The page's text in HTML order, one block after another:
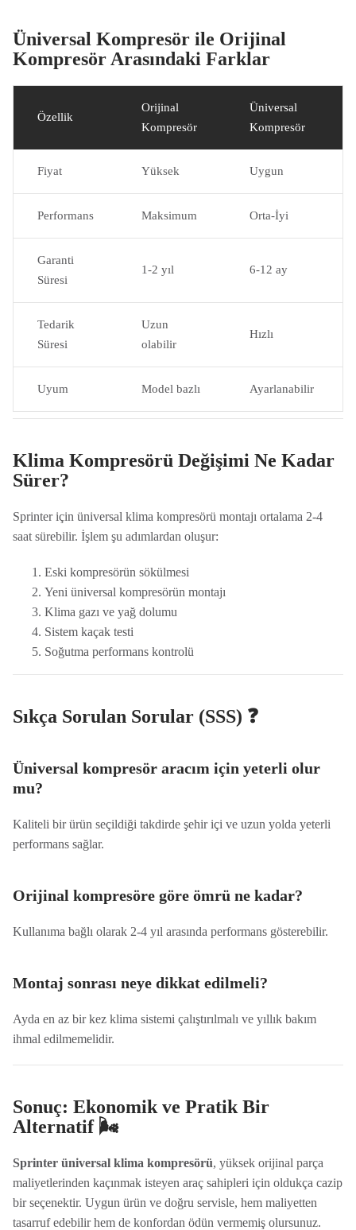
Üniversal Kompresör ile Orijinal
Kompresör Arasındaki Farklar
Özellik
Orijinal
Kompresör
Üniversal
Kompresör
Fiyat Yüksek Uygun
Performans Maksimum Orta-İyi
Garanti
Süresi
1-2 yıl 6-12 ay
Tedarik
Süresi
Uzun
olabilir
Hızlı
Uyum Model bazlı Ayarlanabilir
Klima Kompresörü Değişimi Ne Kadar
Sürer?
Sprinter için üniversal klima kompresörü montajı ortalama 2-4
saat sürebilir. İşlem şu adımlardan oluşur:
Eski kompresörün sökülmesi
Yeni üniversal kompresörün montajı
Klima gazı ve yağ dolumu
Sistem kaçak testi
Soğutma performans kontrolü
Sıkça Sorulan Sorular (SSS) ❓
Üniversal kompresör aracım için yeterli olur
mu?
Kaliteli bir ürün seçildiği takdirde şehir içi ve uzun yolda yeterli
performans sağlar.
Orijinal kompresöre göre ömrü ne kadar?
Kullanıma bağlı olarak 2-4 yıl arasında performans gösterebilir.
Montaj sonrası neye dikkat edilmeli?
Ayda en az bir kez klima sistemi çalıştırılmalı ve yıllık bakım
ihmal edilmemelidir.
Sonuç: Ekonomik ve Pratik Bir
Alternatif 🌬️
Sprinter üniversal klima kompresörü, yüksek orijinal parça
maliyetlerinden kaçınmak isteyen araç sahipleri için oldukça cazip
bir seçenektir. Uygun ürün ve doğru servisle, hem maliyetten
tasarruf edebilir hem de konfordan ödün vermemiş olursunuz.